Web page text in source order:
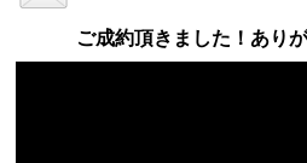
ご成約頂きました！あり